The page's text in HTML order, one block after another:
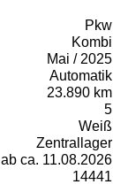
Pkw
Kombi
Mai / 2025
Automatik
23.890 km
5
Weiß
Zentrallager
ab ca. 11.08.2026
14441